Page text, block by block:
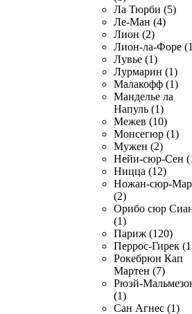
Ла Тюрби (5)
Ле-Ман (4)
Лион (2)
Лион-ла-Форе
Лувье (1)
Лурмарин (1)
Малакофф (1)
Манделье ла
Напуль (1)
Межев (10)
Монсегюр (1)
Мужен (2)
Нейи-сюр-Сен
Ницца (12)
Ножан-сюр-
(2)
Орибо сюр
(1)
Париж (120)
Перрос-Гирек
Рокебрюн Кап
Мартен (7)
Рюэй-
(1)
Сан Агнес (1)